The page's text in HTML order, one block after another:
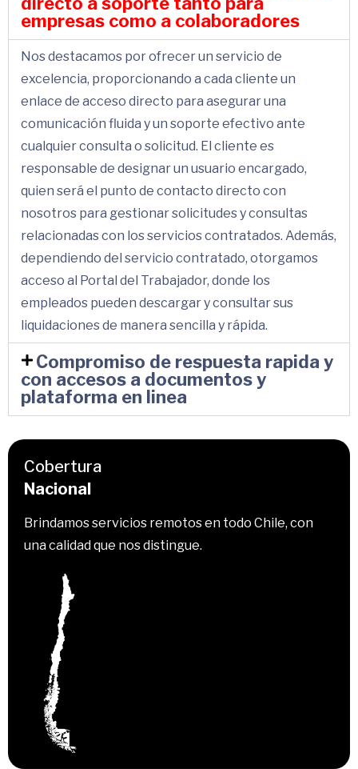
empresas como a colaboradores
Nos destacamos por ofrecer un servicio de
excelencia, proporcionando a cada cliente un
enlace de acceso directo para asegurar una
comunicación fluida y un soporte efectivo ante
cualquier consulta o solicitud. El cliente es
responsable de designar un usuario encargado,
quien será el punto de contacto directo con
nosotros para gestionar solicitudes y consultas
relacionadas con los servicios contratados. Además,
dependiendo del servicio contratado, otorgamos
acceso al Portal del Trabajador, donde los
empleados pueden descargar y consultar sus
liquidaciones de manera sencilla y rápida.
Compromiso de respuesta rapida y
con accesos a documentos y
plataforma en linea
Cobertura
Nacional
Brindamos servicios remotos en todo Chile, con
una calidad que nos distingue.